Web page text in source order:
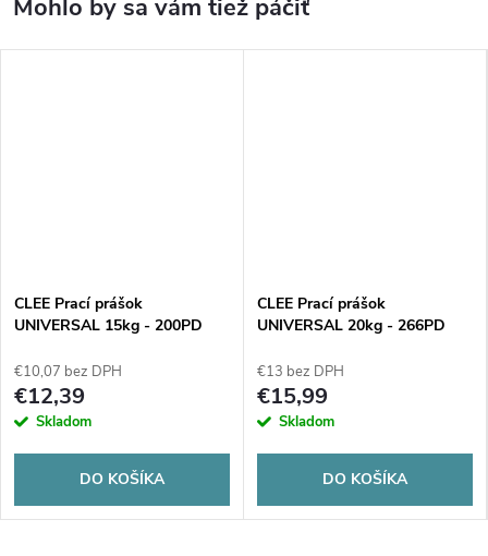
CLEE Prací prášok
UNIVERSAL 15kg - 200PD
€10,07 bez DPH
€12,39
Skladom
DO KOŠÍKA
CLEE Prací prášok
UNIVERSAL 20kg - 266PD
€13 bez DPH
€15,99
Skladom
DO KOŠÍKA